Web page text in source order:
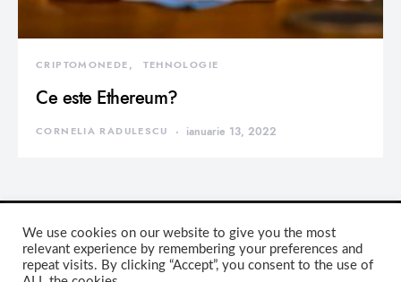
CRIPTOMONEDE TEHNOLOGIE
Ce este Ethereum?
CORNELIA RADULESCU ianuarie 13, 2022
We use cookies on our website to give you the most
relevant experience by remembering your preferences and
repeat visits. By clicking “Accept”, you consent to the use of